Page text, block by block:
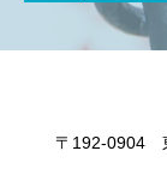
〒192-0904